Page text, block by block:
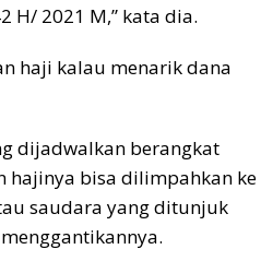
H/ 2021 M,” kata dia.
haji kalau menarik dana
dijadwalkan berangkat
hajinya bisa dilimpahkan ke
saudara yang ditunjuk